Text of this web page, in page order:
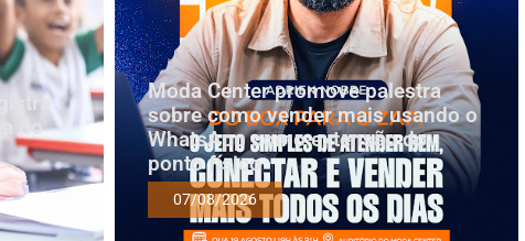
do
Moda Center promove palestra
sobre como vender mais usando o
WhatsApp como extensão do
ponto físico
07/08/2026